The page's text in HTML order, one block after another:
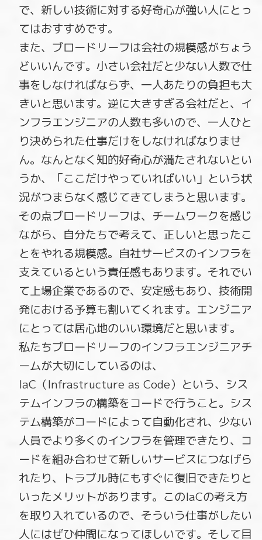
で、新しい技術に対する好奇心が強い人にとっ
てはおすすめです。
また、ブロードリーフは会社の規模感がちょう
どいいんです。小さい会社だと少ない人数で仕
事をしなければならず、一人あたりの負担も大
きいと思います。逆に大きすぎる会社だと、イ
ンフラエンジニアの人数も多いので、一人ひと
り決められた仕事だけをしなければなりませ
ん。なんとなく知的好奇心が満たされないとい
うか、「ここだけやっていればいい」という状
況がつまらなく感じてきてしまうと思います。
その点ブロードリーフは、チームワークを感じ
ながら、自分たちで考えて、正しいと思ったこ
とをやれる規模感。自社サービスのインフラを
支えているという責任感もあります。それでい
て上場企業であるので、安定感もあり、技術開
発における予算も割いてくれます。エンジニア
にとっては居心地のいい環境だと思います。
私たちブロードリーフのインフラエンジニアチ
ームが大切にしているのは、
IaC（Infrastructure as Code）という、シス
テムインフラの構築をコードで行うこと。シス
テム構築がコードによって自動化され、少ない
人員でより多くのインフラを管理できたり、コ
ードを組み合わせて新しいサービスにつなげら
れたり、トラブル時にもすぐに復旧できたりと
いったメリットがあります。このIaCの考え方
を取り入れているので、そういう仕事がしたい
人にはぜひ仲間になってほしいです。そして目